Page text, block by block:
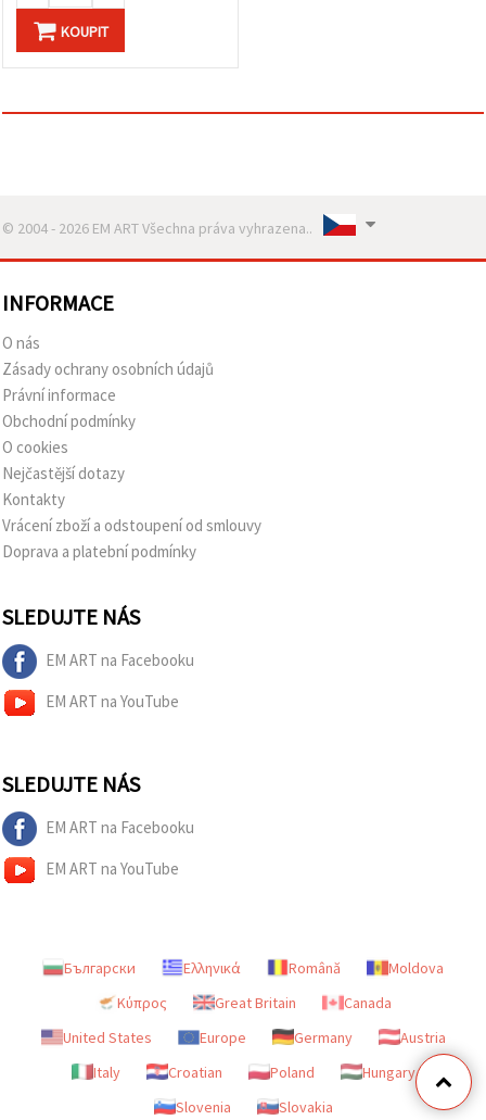
KOUPIT
© 2004 - 2026 EM ART Všechna práva vyhrazena..
INFORMACE
O nás
Zásady ochrany osobních údajů
Právní informace
Obchodní podmínky
O cookies
Nejčastější dotazy
Kontakty
Vrácení zboží a odstoupení od smlouvy
Doprava a platební podmínky
SLEDUJTE NÁS
EM ART na Facebooku
EM ART na YouTube
SLEDUJTE NÁS
EM ART na Facebooku
EM ART na YouTube
Български Ελληνικά Română
Moldova
Κύπρος
Great Britain
Canada
United States
Europe Germany
Austria
Italy
Croatian Poland
Hungary
Slovenia
Slovakia